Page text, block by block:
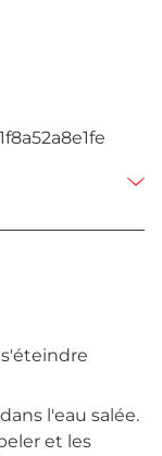
l'eau salée.
et les